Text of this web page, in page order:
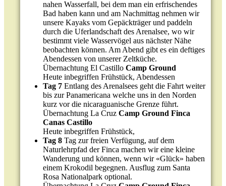
nahen Wasserfall, bei dem man ein erfrischendes
Bad haben kann und am Nachmittag nehmen wir
unsere Kayaks vom Gepäckträger und paddeln
durch die Uferlandschaft des Arenalsee, wo wir
bestimmt viele Wasservögel aus nächster Nähe
beobachten können. Am Abend gibt es ein deftiges
Abendessen von unserer Zeltküche.
Übernachtung El Castillo Camp Ground
Heute inbegriffen Frühstück, Abendessen
Tag 7Entlang des Arenalsees geht die Fahrt weiter
bis zur Panamericana welche uns in den Norden
kurz vor die nicaraguanische Grenze führt.
Übernachtung La Cruz Camp Ground Finca
Canas Castillo
Heute inbegriffen Frühstück,
Tag 8Tag zur freien Verfügung, auf dem
Naturlehrpfad der Finca machen wir eine kleine
Wanderung und können, wenn wir «Glück» haben
einem Krokodil begegnen. Ausflug zum Santa
Rosa Nationalpark optional.